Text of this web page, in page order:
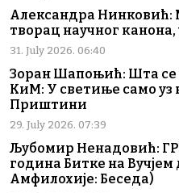
Александра
творац научног
31. July 2026. 06:40
Зоран Шапоњић: Шта се
КиМ: У светиње само
Приштини
29. July 2026. 07:39
Љубомир Ненадовић:
година Битке на
Амфилохије: Беседа)